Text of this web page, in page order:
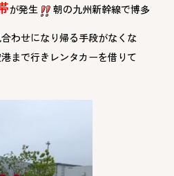
が発生 朝の九州新幹線で博多
わせになり帰る手段がなくな
まで行きレンタカーを借りて